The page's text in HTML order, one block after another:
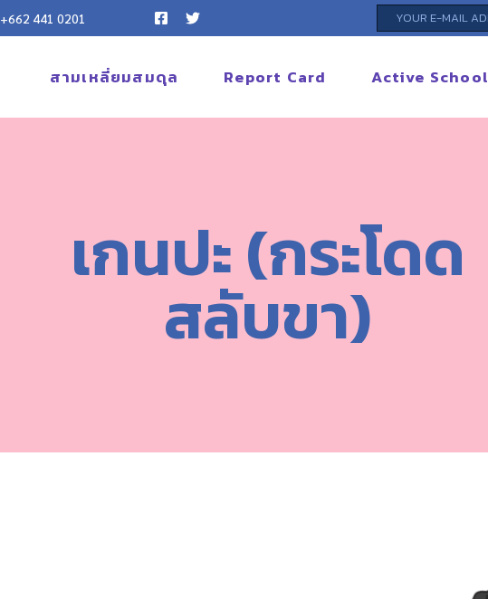
+662 441 0201
สามเหลี่ยมสมดุล Report Card Active School
เกนปะ (กระโดด
สลับขา)